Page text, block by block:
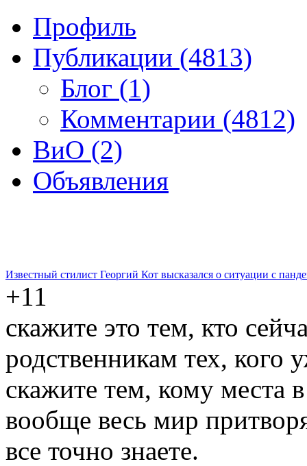
Профиль
Публикации (4813)
Блог (1)
Комментарии (4812)
ВиО (2)
Объявления
Известный стилист Георгий Кот высказался о ситуации с
+11
скажите это тем, кто
родственникам тех, кого
скажите тем, кому места
вообще весь мир
все точно знаете.